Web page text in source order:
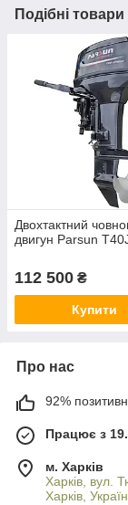
Подібні товари
Двохтактний
двигун Parsun
112 500 ₴
Купити
Про нас
92%
Працює з
м. Харків
Харків, вул.
Харків,